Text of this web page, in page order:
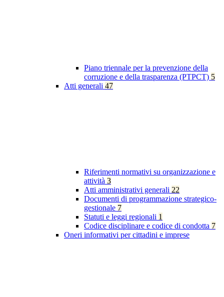
Piano triennale per la prevenzione della
corruzione e della trasparenza (PTPCT) 5
Atti generali 47
Riferimenti normativi su organizzazione e
attività 3
Atti amministrativi generali 22
Documenti di programmazione strategico-
gestionale 7
Statuti e leggi regionali 1
Codice disciplinare e codice di condotta 7
Oneri informativi per cittadini e imprese